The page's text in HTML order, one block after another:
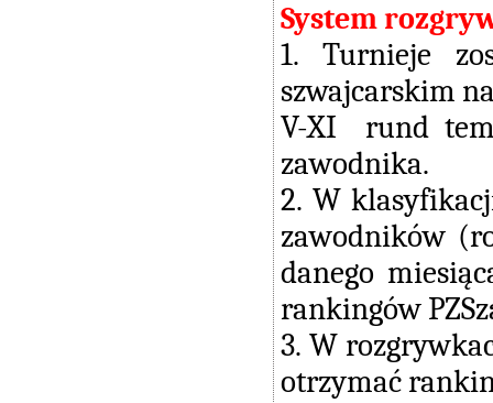
System
1. Turnieje
szwajcarskim
V-XI rund
zawodnika.
2. W
zawodników
danego
rankingów
3. W
otrzymać